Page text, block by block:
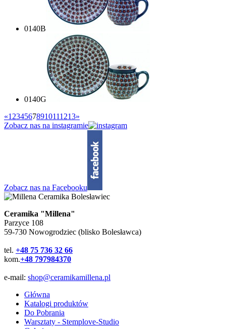
0140B
0140G
«1 2345678910111213»
Zobacz nas na instagramie
Zobacz nas na Facebooku
Ceramika "Millena"
Parzyce 108
59-730 Nowogrodziec (blisko Bolesławca)
tel. +48 75 736 32 66
kom.+48 797984370
e-mail: shop@ceramikamillena.pl
Główna
Katalogi produktów
Do Pobrania
Warsztaty - Stemplove-Studio